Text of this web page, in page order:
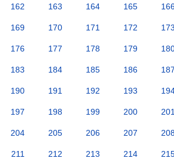
162 163 164 165
169 170 171 172 173
176 177 178 179
183 184 185 186 187
190 191 192 193
197 198 199 200 201
204 205 206 207
211 212 213 214